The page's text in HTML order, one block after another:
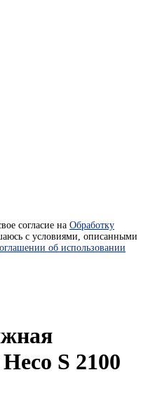
согласие на Обработку
с условиями, описанными
об использовании
S 2100